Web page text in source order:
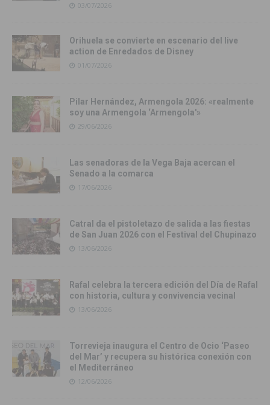
03/07/2026
Orihuela se convierte en escenario del live
action de Enredados de Disney
01/07/2026
Pilar Hernández, Armengola 2026: «realmente
soy una Armengola ‘Armengola'»
29/06/2026
Las senadoras de la Vega Baja acercan el
Senado a la comarca
17/06/2026
Catral da el pistoletazo de salida a las fiestas
de San Juan 2026 con el Festival del Chupinazo
13/06/2026
Rafal celebra la tercera edición del Día de Rafal
con historia, cultura y convivencia vecinal
13/06/2026
Torrevieja inaugura el Centro de Ocio ‘Paseo
del Mar’ y recupera su histórica conexión con
el Mediterráneo
12/06/2026